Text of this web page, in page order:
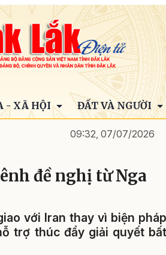
- XÃ HỘI ĐẤT VÀ NGƯỜI
09:32, 07/07/2026
đề nghị từ Nga
với Iran thay vì biện pháp
trợ thúc đẩy giải quyết bất